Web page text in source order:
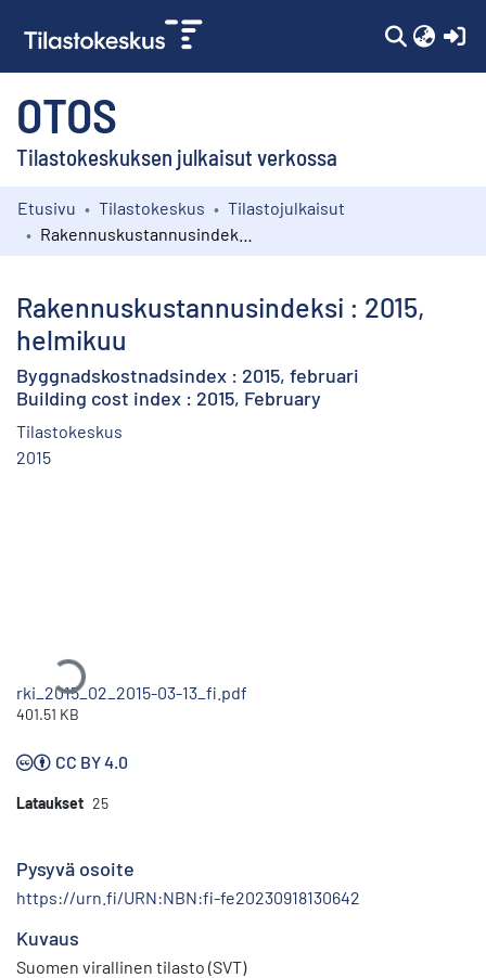
OTOS
Tilastokeskuksen julkaisut verkossa
Kokoelmat
Etusivu Tilastokeskus
Tilastojulkaisut
Rakennuskustannusindeksi : 2015,
helmikuu
Byggnadskostnadsindex : 2015, februari
Building cost index : 2015, February
Tilastokeskus
2015
Ladataan...
rki_2015_02_2015-03-13_fi.pdf
401.51 KB
CC BY 4.0
Lataukset 25
Pysyvä osoite
https://urn.fi/URN:NBN:fi-fe20230918130642
Kuvaus
Suomen virallinen tilasto (SVT)